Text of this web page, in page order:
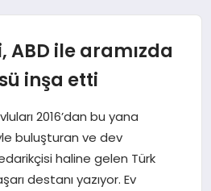
ile aramızda
inşa etti
2016’dan bu yana
buluşturan ve dev
haline gelen Türk
destanı yazıyor. Ev